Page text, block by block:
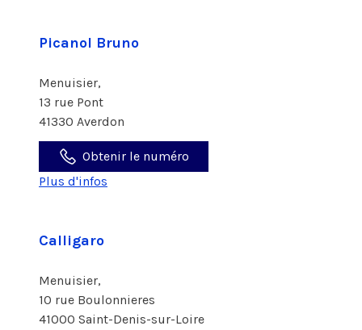
Picanol Bruno
Menuisier,
13 rue Pont
41330 Averdon
Obtenir le numéro
Plus d'infos
Calligaro
Menuisier,
10 rue Boulonnieres
41000 Saint-Denis-sur-Loire